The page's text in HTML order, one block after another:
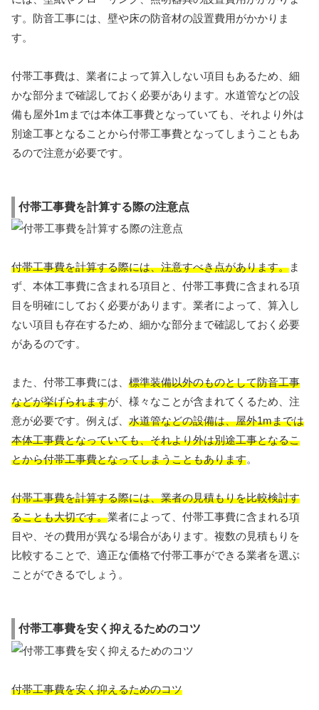
す。防音工事には、壁や床の防音材の設置費用がかかりま
す。
付帯工事費は、業者によって算入しない項目もあるため、細
かな部分まで確認しておく必要があります。水道管などの設
備も屋外1mまでは本体工事費となっていても、それより外は
別途工事となることから付帯工事費となってしまうこともあ
るので注意が必要です。
付帯工事費を計算する際の注意点
付帯工事費を計算する際には、注意すべき点があります。ま
ず、本体工事費に含まれる項目と、付帯工事費に含まれる項
目を明確にしておく必要があります。業者によって、算入し
ない項目も存在するため、細かな部分まで確認しておく必要
があるのです。
また、付帯工事費には、 標準装備以外のものとして防音工事
などが挙げられますが、様々なことが含まれてくるため、注
意が必要です。例えば、 水道管などの設備は、屋外1mまでは
本体工事費となっていても、それより外は別途工事となるこ
とから付帯工事費となってしまうこともあります。
付帯工事費を計算する際には、業者の見積もりを比較検討す
ることも大切です。業者によって、付帯工事費に含まれる項
目や、その費用が異なる場合があります。複数の見積もりを
比較することで、適正な価格で付帯工事ができる業者を選ぶ
ことができるでしょう。
付帯工事費を安く抑えるためのコツ
付帯工事費を安く抑えるためのコツ